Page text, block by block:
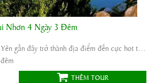
Gòn - Phú Yên - Qui Nhơn
- 3 đêm
tô
Vnđ
Nhơn 4 Ngày 3 Đêm
Tour Quy Nhơn - Phú Yên gần đây trở thành địa điểm đến cực hot trên bản đồ du lịch ...
THÊM TOUR